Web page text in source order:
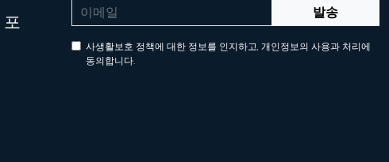
포
발송
사생활보호 정책에 대한 정보를 인지하고, 개인정보의 사용과 처리에
동의합니다.